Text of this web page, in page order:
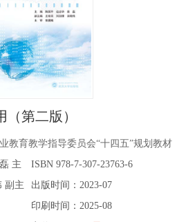
第二版）
教育教学指导委员会“十四五”规划教材
主
副主
ISBN 978-7-307-23763-6
出版时间：2023-07
印刷时间：2025-08